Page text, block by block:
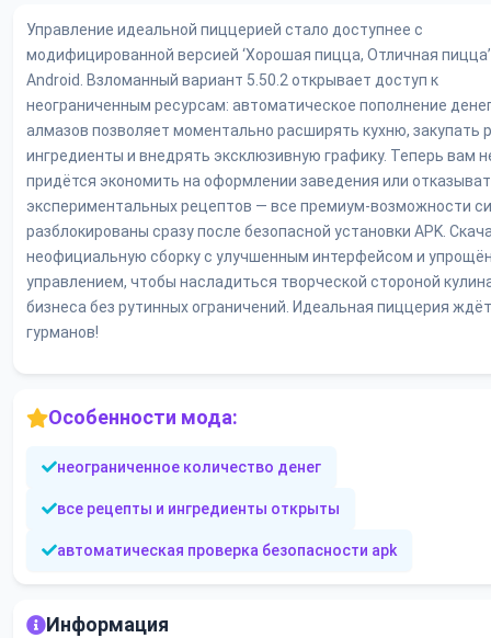
Управление идеальной пиццерией стало доступнее с
модифицированной версией ‘Хорошая пицца, Отличная
Android. Взломанный вариант 5.50.2 открывает доступ к
неограниченным ресурсам: автоматическое пополнение
алмазов позволяет моментально расширять кухню, закупать
ингредиенты и внедрять эксклюзивную графику. Теперь вам
придётся экономить на оформлении заведения или
экспериментальных рецептов — все премиум-возможности
разблокированы сразу после безопасной установки APK.
неофициальную сборку с улучшенным интерфейсом и
управлением, чтобы насладиться творческой стороной
бизнеса без рутинных ограничений. Идеальная пиццерия
гурманов!
Особенности мода:
неограниченное количество денег
все рецепты и ингредиенты открыты
автоматическая проверка безопасности apk
Информация